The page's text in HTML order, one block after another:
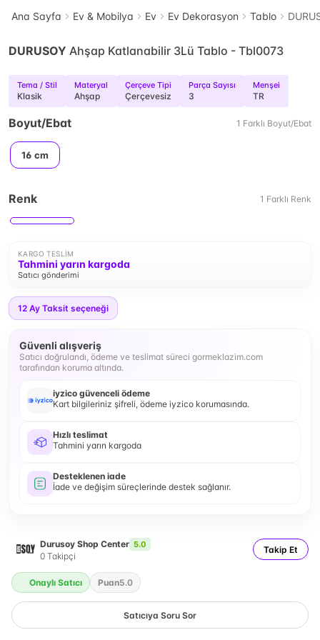
Ana Sayfa Ev & Mobilya Ev Ev Dekorasyon Tablo
DURUSOY Ahşap Katlanabilir 3Lü Tablo - Tbl0073
Tema / Stil
Klasik
Materyal
Ahşap
Çerçeve Tipi
Çerçevesiz
Parça Sayısı
3
Menşei
TR
Boyut/Ebat 1 Farklı Boyut/Ebat
16 cm
Renk 1 Farklı Renk
KARGO TESLIM
Tahmini yarın kargoda
Satıcı gönderimi
12 Ay Taksit seçeneği
Güvenli alışveriş
Satıcı doğrulandı, ödeme ve teslimat süreci gormeklazim.com
tarafından koruma altında.
iyzico güvenceli ödeme
Kart bilgileriniz şifreli, ödeme iyzico korumasında.
Hızlı teslimat
Tahmini yarın kargoda
Desteklenen iade
İade ve değişim süreçlerinde destek sağlanır.
Durusoy Shop Center 5.0
0 Takipçi
Takip Et
Onaylı Satıcı Puan5.0
Satıcıya Soru Sor